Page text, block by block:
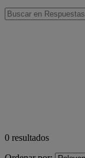
0 resultados